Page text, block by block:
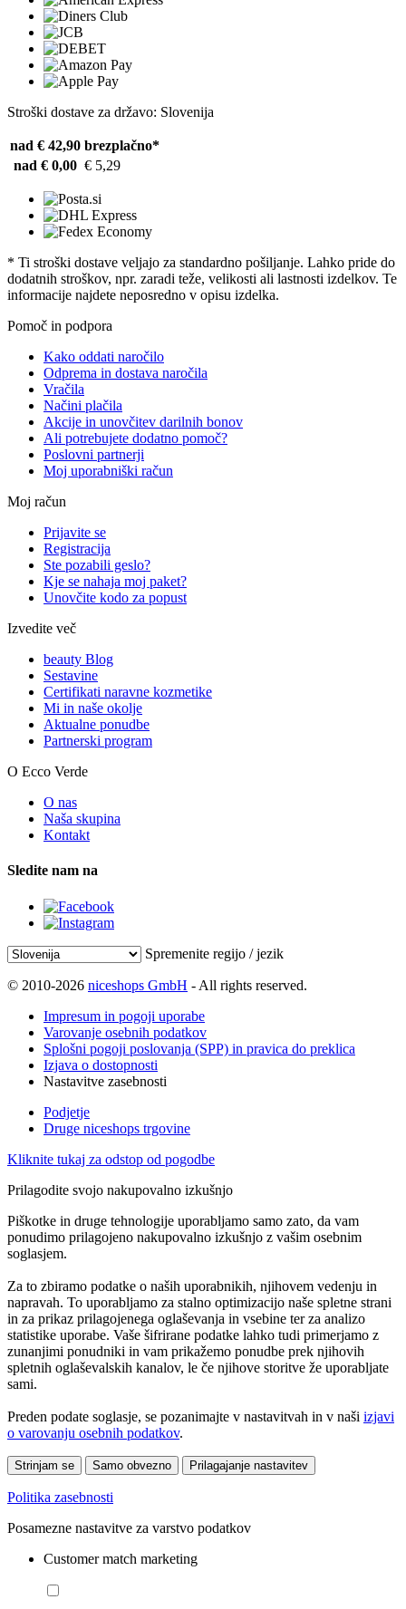
Stroški dostave za državo: Slovenija
nad € 42,90 brezplačno*
nad € 0,00 € 5,29
* Ti stroški dostave veljajo za standardno pošiljanje. Lahko pride do
dodatnih stroškov, npr. zaradi teže, velikosti ali lastnosti izdelkov. Te
informacije najdete neposredno v opisu izdelka.
Pomoč in podpora
Kako oddati naročilo
Odprema in dostava naročila
Vračila
Načini plačila
Akcije in unovčitev darilnih bonov
Ali potrebujete dodatno pomoč?
Poslovni partnerji
Moj uporabniški račun
Moj račun
Prijavite se
Registracija
Ste pozabili geslo?
Kje se nahaja moj paket?
Unovčite kodo za popust
Izvedite več
beauty Blog
Sestavine
Certifikati naravne kozmetike
Mi in naše okolje
Aktualne ponudbe
Partnerski program
O Ecco Verde
O nas
Naša skupina
Kontakt
Sledite nam na
Spremenite regijo / jezik
© 2010-2026 niceshops GmbH - All rights reserved.
Impresum in pogoji uporabe
Varovanje osebnih podatkov
Splošni pogoji poslovanja (SPP) in pravica do preklica
Izjava o dostopnosti
Nastavitve zasebnosti
Podjetje
Druge niceshops trgovine
Kliknite tukaj za odstop od pogodbe
Prilagodite svojo nakupovalno izkušnjo
Piškotke in druge tehnologije uporabljamo samo zato, da vam
ponudimo prilagojeno nakupovalno izkušnjo z vašim osebnim
soglasjem.
Za to zbiramo podatke o naših uporabnikih, njihovem vedenju in
napravah. To uporabljamo za stalno optimizacijo naše spletne strani
in za prikaz prilagojenega oglaševanja in vsebine ter za analizo
statistike uporabe. Vaše šifrirane podatke lahko tudi primerjamo z
zunanjimi ponudniki in vam prikažemo ponudbe prek njihovih
spletnih oglaševalskih kanalov, le če njihove storitve že uporabljate
sami.
Preden podate soglasje, se pozanimajte v nastavitvah in v naši izjavi
o varovanju osebnih podatkov.
Strinjam se Samo obvezno Prilagajanje nastavitev
Politika zasebnosti
Posamezne nastavitve za varstvo podatkov
Customer match marketing